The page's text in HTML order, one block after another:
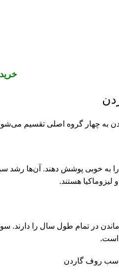
به چهار گروه اصلی تقسیم
به خوبی پوشش دهند. آن‌ها رشد
لیزوماکیا هستند.
در تمام طول سال را دارند.
است.